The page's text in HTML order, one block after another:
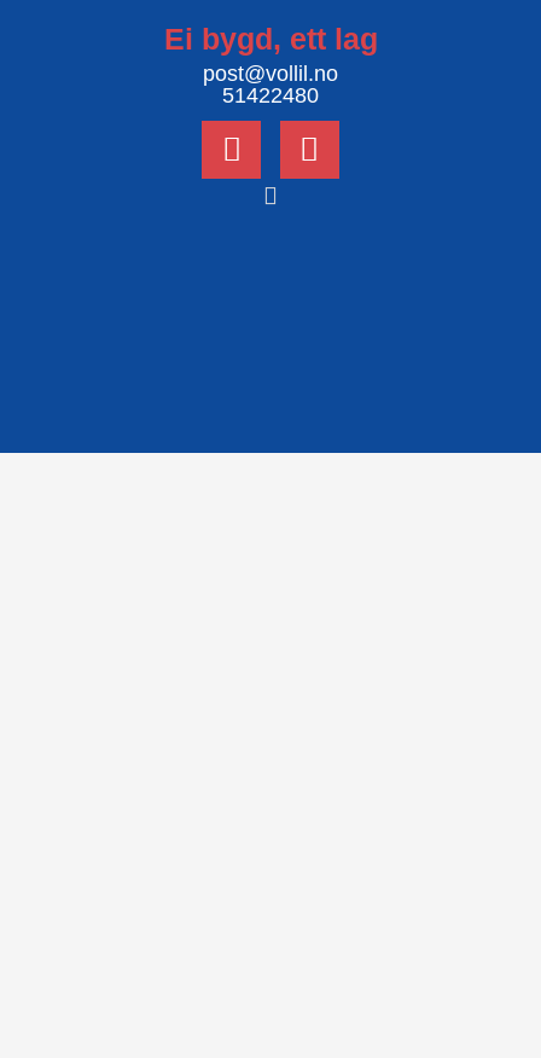
Ei bygd, ett lag
post@vollil.no
51422480